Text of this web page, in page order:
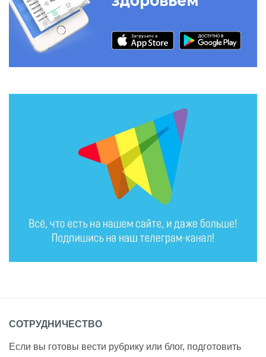
СОТРУДНИЧЕСТВО
Если вы готовы вести рубрику или блог, подготовить